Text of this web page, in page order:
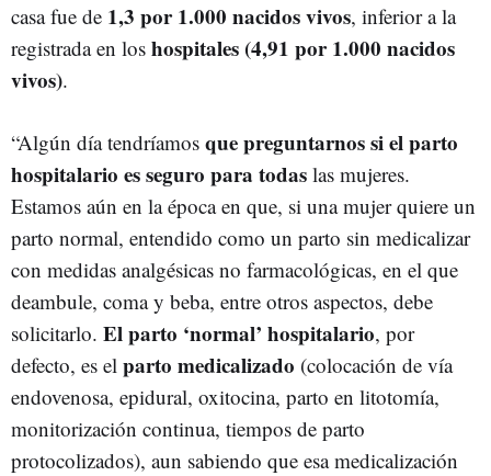
casa fue de 1,3 por 1.000 nacidos vivos, inferior a la
registrada en los hospitales (4,91 por 1.000 nacidos
vivos).
“Algún día tendríamos que preguntarnos si el parto
hospitalario es seguro para todas las mujeres.
Estamos aún en la época en que, si una mujer quiere un
parto normal, entendido como un parto sin medicalizar
con medidas analgésicas no farmacológicas, en el que
deambule, coma y beba, entre otros aspectos, debe
solicitarlo. El parto ‘normal’ hospitalario, por
defecto, es el parto medicalizado (colocación de vía
endovenosa, epidural, oxitocina, parto en litotomía,
monitorización continua, tiempos de parto
protocolizados), aun sabiendo que esa medicalización